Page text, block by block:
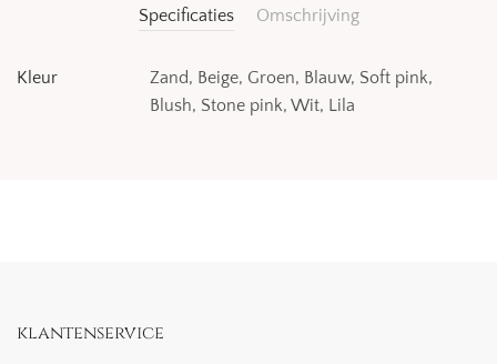
Specificaties Omschrijving
Kleur
Zand, Beige, Groen, Blauw, Soft pink,
Blush, Stone pink, Wit, Lila
klantenservice